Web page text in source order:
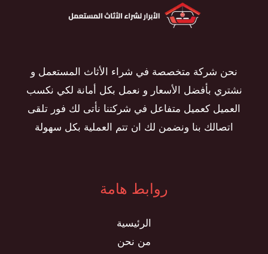
نحن شركة متخصصة في شراء الأثاث المستعمل و
نشتري بأفضل الأسعار و نعمل بكل أمانة لكي نكسب
العميل كعميل متفاعل في شركتنا نأتى لك فور تلقى
اتصالك بنا ونضمن لك ان تتم العملية بكل سهولة
روابط هامة
الرئيسية
من نحن